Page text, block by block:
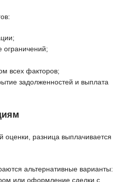
всех факторов;
задолженностей и выплата
разница выплачивается
альтернативные варианты:
или оформление сделки с